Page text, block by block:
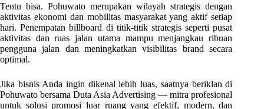
Tentu bisa. Pohuwato merupakan wilayah strategis dengan
aktivitas ekonomi dan mobilitas masyarakat yang aktif setiap
hari. Penempatan billboard di titik-titik strategis seperti pusat
aktivitas dan ruas jalan utama mampu menjangkau ribuan
pengguna jalan dan meningkatkan visibilitas brand secara
optimal.
Jika bisnis Anda ingin dikenal lebih luas, saatnya beriklan di
Pohuwato bersama Duta Asia Advertising — mitra profesional
untuk solusi promosi luar ruang yang efektif, modern, dan